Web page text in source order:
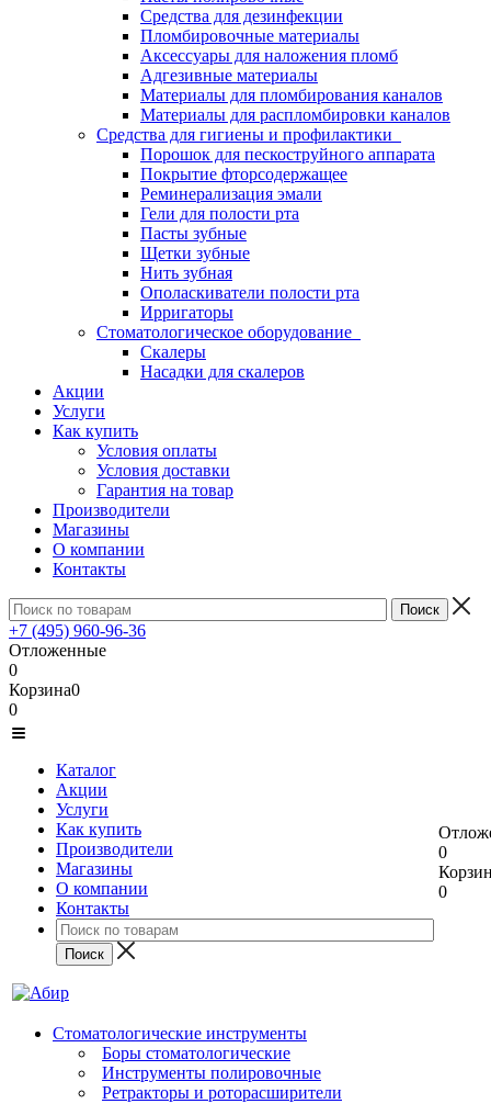
Средства для дезинфекции
Пломбировочные материалы
Аксессуары для наложения пломб
Адгезивные материалы
Материалы для пломбирования каналов
Материалы для распломбировки каналов
Средства для гигиены и профилактики
Порошок для пескоструйного аппарата
Покрытие фторсодержащее
Реминерализация эмали
Гели для полости рта
Пасты зубные
Щетки зубные
Нить зубная
Ополаскиватели полости рта
Ирригаторы
Стоматологическое оборудование
Скалеры
Насадки для скалеров
Акции
Услуги
Как купить
Условия оплаты
Условия доставки
Гарантия на товар
Производители
Магазины
О компании
Контакты
+7 (495) 960-96-36
Отложенные
0
Корзина0
0
Каталог
Акции
Услуги
Как купить
Производители
Магазины
О компании
Контакты
0
0
Стоматологические инструменты
Боры стоматологические
Инструменты полировочные
Ретракторы и роторасширители